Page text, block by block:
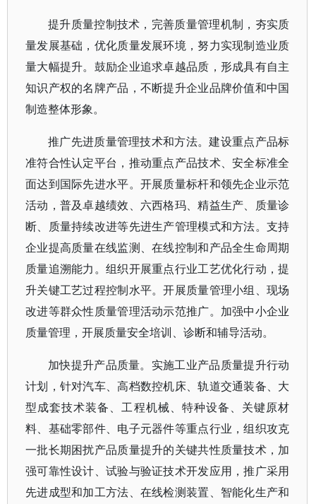
提升质量控制技术，完善质量管理机制，夯实质
量发展基础，优化质量发展环境，努力实现制造业质
量大幅提升。鼓励企业追求卓越品质，形成具有自主
知识产权的名牌产品，不断提升企业品牌价值和中国
制造整体形象。
推广先进质量管理技术和方法。建设重点产品标
准符合性认定平台，推动重点产品技术、安全标准全
面达到国际先进水平。开展质量标杆和领先企业示范
活动，普及卓越绩效、六西格玛、精益生产、质量诊
断、质量持续改进等先进生产管理模式和方法。支持
企业提高质量在线监测、在线控制和产品全生命周期
质量追溯能力。组织开展重点行业工艺优化行动，提
升关键工艺过程控制水平。开展质量管理小组、现场
改进等群众性质量管理活动示范推广。加强中小企业
质量管理，开展质量安全培训、诊断和辅导活动。
加快提升产品质量。实施工业产品质量提升行动
计划，针对汽车、高档数控机床、轨道交通装备、大
型成套技术装备、工程机械、特种设备、关键原材
料、基础零部件、电子元器件等重点行业，组织攻克
一批长期困扰产品质量提升的关键共性质量技术，加
强可靠性设计、试验与验证技术开发应用，推广采用
先进成型和加工方法、在线检测装置、智能化生产和